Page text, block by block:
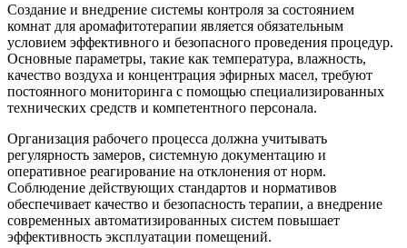
Создание и внедрение системы контроля за состоянием
комнат для аромафитотерапии является обязательным
условием эффективного и безопасного проведения процедур.
Основные параметры, такие как температура, влажность,
качество воздуха и концентрация эфирных масел, требуют
постоянного мониторинга с помощью специализированных
технических средств и компетентного персонала.
Организация рабочего процесса должна учитывать
регулярность замеров, системную документацию и
оперативное реагирование на отклонения от норм.
Соблюдение действующих стандартов и нормативов
обеспечивает качество и безопасность терапии, а внедрение
современных автоматизированных систем повышает
эффективность эксплуатации помещений.